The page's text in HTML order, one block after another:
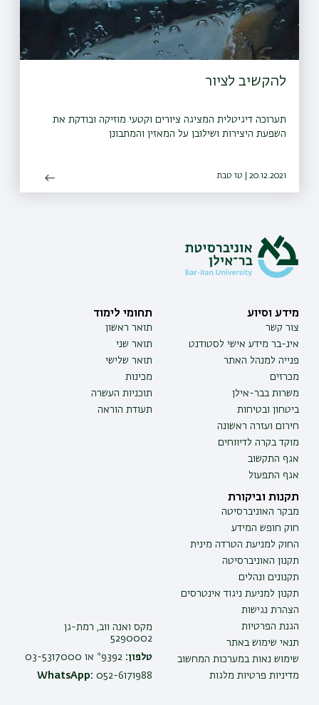
להקשיב לציור
תערוכה דיגיטלית המציגה ציורים וקטעי מוזיקה ובודקת את
השפעת היצירות ושילובן על המאזין והמתבונן
20.12.2021 | טז טבת
מידע וסיוע
צור קשר
אינ-בר מידע אישי לסטודנט
פנייה למנהל האתר
מכרזים
משרות בבר-אילן
ביטחון ובטיחות
חירום ועזרה ראשונה
מוקד בקרה לדיווחים
אגף התקשוב
אגף התפעול
תחומי לימוד
תואר ראשון
תואר שני
תואר שלישי
מכינות
תוכניות העשרה
תעודת הוראה
תקנות וביקורת
מבקר האוניברסיטה
חוק חופש המידע
החוק למניעת הטרדה מינית
תקנון האוניברסיטה
תקנונים ונהלים
תקנון למניעת ניגוד אינטרסים
הצהרת נגישות
הגנת הפרטיות
תנאי שימוש באתר
שימוש נאות במערכות המחשוב
מדיניות פרטיות מלגות
מקס ואנה ווב, רמת-גן
5290002
טלפון:
WhatsApp: 052-6171988